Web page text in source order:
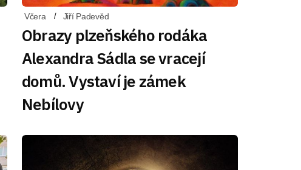
Včera Jiří Padevěd
Obrazy plzeňského rodáka
Alexandra Sádla se vracejí
domů. Vystaví je zámek
Nebílovy